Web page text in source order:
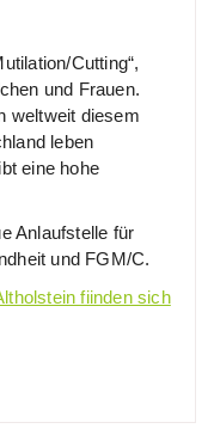
Cutting“,
und Frauen.
weltweit diesem
leben
eine hohe
Anlaufstelle für
und FGM/C.
fiinden sich